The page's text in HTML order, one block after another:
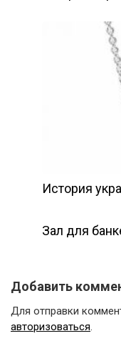
История
Зал для
Добавить
Для отправки
авторизоваться.